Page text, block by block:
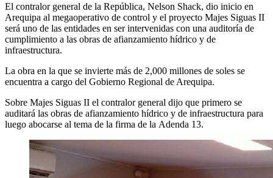
El contralor general de la República, Nelson Shack, dio inicio en
Arequipa al megaoperativo de control y el proyecto Majes Siguas II
será uno de las entidades en ser intervenidas con una auditoría de
cumplimiento a las obras de afianzamiento hídrico y de
infraestructura.
La obra en la que se invierte más de 2,000 millones de soles se
encuentra a cargo del Gobierno Regional de Arequipa.
Sobre Majes Siguas II el contralor general dijo que primero se
auditará las obras de afianzamiento hídrico y de infraestructura para
luego abocarse al tema de la firma de la Adenda 13.